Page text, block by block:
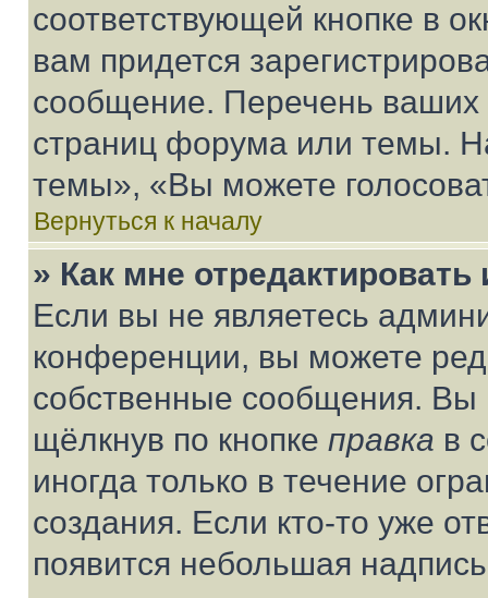
соответствующей кнопке в
вам придется
сообщение. Перечень ваших
страниц форума или темы.
темы», «Вы можете
Вернуться к началу
» Как мне
Если вы не являетесь
конференции, вы можете
собственные сообщения. Вы
щёлкнув по кнопке правка в
иногда только в течение
создания. Если кто-то уже
появится небольшая